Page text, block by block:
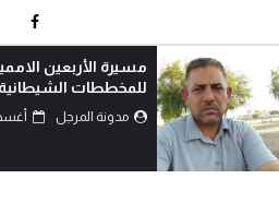
مسيرة الأربعين
للمخططات
مدونة المرجل أغسطس